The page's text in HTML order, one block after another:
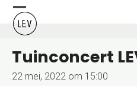
Skip
content
Open
mobile
menu
Close
mobile
menu
Tuinconcert
22 mei, 2022 om 15:00